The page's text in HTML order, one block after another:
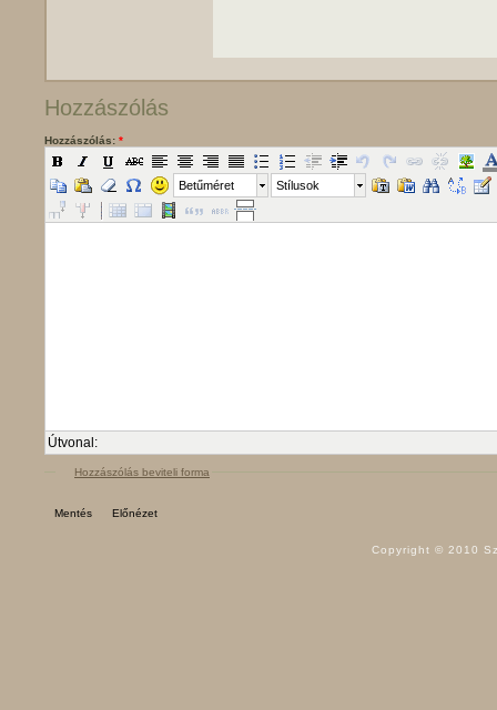
Hozzászólás
Hozzászólás: *
Betűméret Stílusok
Útvonal:
Hozzászólás beviteli forma
Copyright © 2010